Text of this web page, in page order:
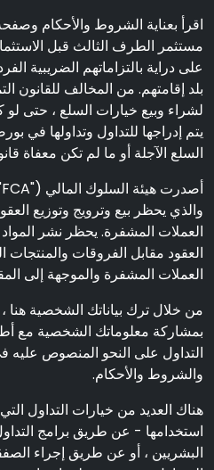
اقرأ بعناية الشروط والأحكام
مستثمر الطرف الثالث قبل
على دراية بالتزاماتهم الضريبية
بلد إقامتهم. من المخالف للقانون
لشراء وبيع خيارات السلع ، حتى
يتم إدراجها للتداول وتداولها في
السلع الآجلة أو ما لم تكن معفاة
والذي يحظر بيع وترويج وتوزيع
العملات المشفرة. يحظر نشر المواد
العقود مقابل الفروقات والمنتجات
العملات المشفرة والموجهة إلى
من خلال ترك بياناتك الشخصية هنا
بمشاركة معلوماتك الشخصية مع
التداول على النحو المنصوص
والشروط والأحكام.
هناك العديد من خيارات التداول
استخدامها - عن طريق برامج
البشريين ، أو عن طريق إجراء